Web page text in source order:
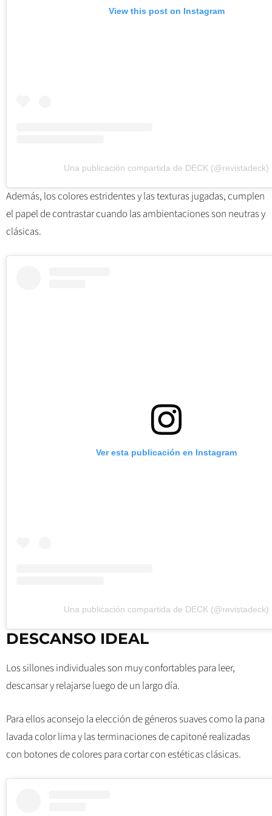
View this post on Instagram
Una publicación compartida de DECK (@revistadeck)
Además, los colores estridentes y las texturas jugadas, cumplen
el papel de contrastar cuando las ambientaciones son neutras y
clásicas.
Ver esta publicación en Instagram
Una publicación compartida de DECK (@revistadeck)
DESCANSO IDEAL
Los sillones individuales son muy confortables para leer,
descansar y relajarse luego de un largo día.
Para ellos aconsejo la elección de géneros suaves como la pana
lavada color lima y las terminaciones de capitoné realizadas
con botones de colores para cortar con estéticas clásicas.